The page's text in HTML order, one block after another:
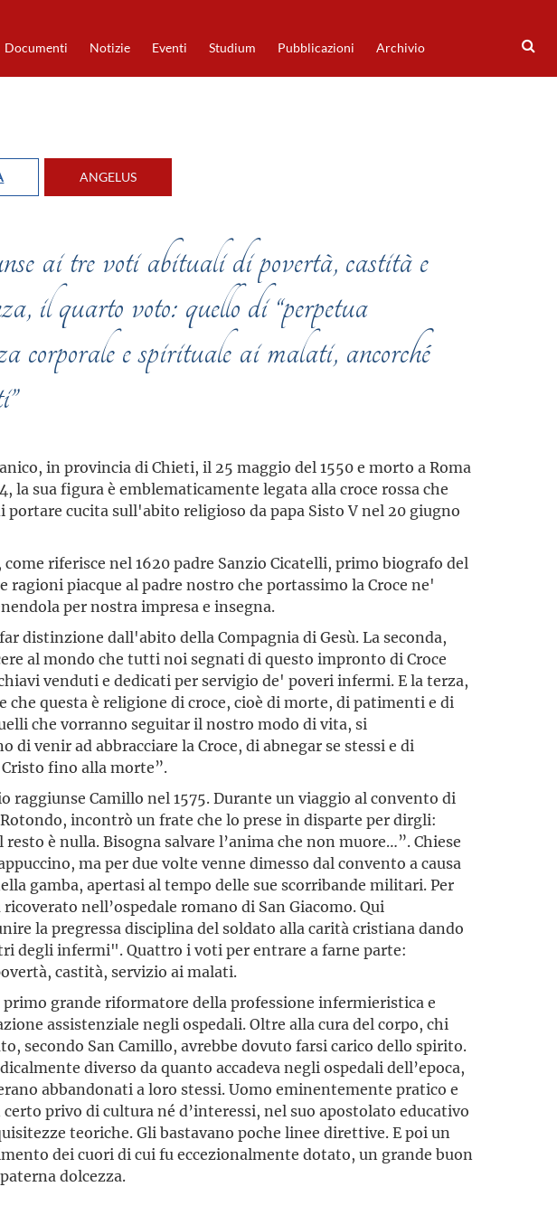
Documenti Notizie Eventi Studium Pubblicazioni Archivio
ANGELUS
ai tre voti abituali di povertà, castità e
il quarto voto: quello di “perpetua
corporale e spirituale ai malati, ancorché
in provincia di Chieti, il 25 maggio del 1550 e morto a Roma
la sua figura è emblematicamente legata alla croce rossa che
portare cucita sull'abito religioso da papa Sisto V nel 20 giugno
riferisce nel 1620 padre Sanzio Cicatelli, primo biografo del
ragioni piacque al padre nostro che portassimo la Croce ne'
per nostra impresa e insegna.
distinzione dall'abito della Compagnia di Gesù. La seconda,
al mondo che tutti noi segnati di questo impronto di Croce
venduti e dedicati per servigio de' poveri infermi. E la terza,
che questa è religione di croce, cioè di morte, di patimenti e di
che vorranno seguitar il nostro modo di vita, si
di venir ad abbracciare la Croce, di abnegar se stessi e di
Cristo fino alla morte”.
raggiunse Camillo nel 1575. Durante un viaggio al convento di
incontrò un frate che lo prese in disparte per dirgli:
è nulla. Bisogna salvare l’anima che non muore…”. Chiese
ma per due volte venne dimesso dal convento a causa
gamba, apertasi al tempo delle sue scorribande militari. Per
nell’ospedale romano di San Giacomo. Qui
la pregressa disciplina del soldato alla carità cristiana dando
degli infermi". Quattro i voti per entrare a farne parte:
castità, servizio ai malati.
primo grande riformatore della professione infermieristica e
assistenziale negli ospedali. Oltre alla cura del corpo, chi
secondo San Camillo, avrebbe dovuto farsi carico dello spirito.
diverso da quanto accadeva negli ospedali dell’epoca,
abbandonati a loro stessi. Uomo eminentemente pratico e
privo di cultura né d’interessi, nel suo apostolato educativo
teoriche. Gli bastavano poche linee direttive. E poi un
dei cuori di cui fu eccezionalmente dotato, un grande buon
dolcezza.